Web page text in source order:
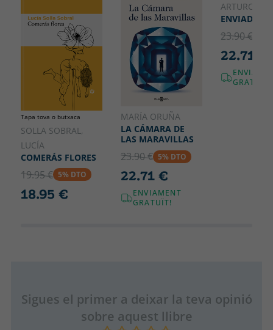
Tapa tova o butxaca
SOLLA SOBRAL,
LUCÍA
COMERÁS FLORES
19.95 € 5% DTO
18.95 €
MARÍA ORUÑA
LA CÁMARA DE
LAS MARAVILLAS
23.90 € 5% DTO
22.71 €
ENVIAMENT
GRATUÏT!
ARTURO
ENVIADO
23.90 €
22.71 €
GRATUÏT!
Sigues el primer a deixar la teva opinió
sobre aquest llibre